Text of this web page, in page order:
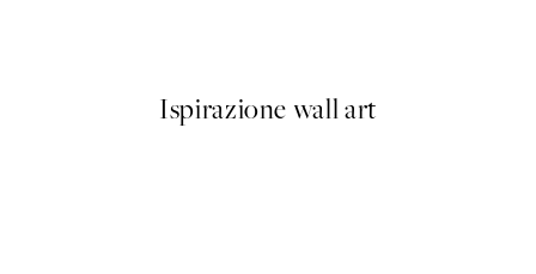
Ispirazione wall art